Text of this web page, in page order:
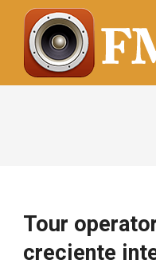
Saltar
contenido
FM
Tour
creciente